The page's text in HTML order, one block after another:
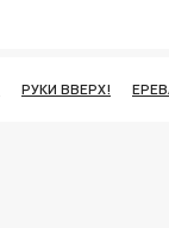
РУКИ ВВЕРХ!